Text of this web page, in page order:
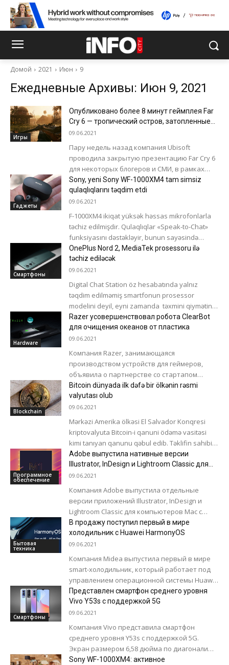
Домой 2021 Июн 9
Ежедневные Архивы: Июн 9, 2021
Игры
Опубликовано более 8 минут геймплея Far
Cry 6 — тропический остров, затопленные
дома и ржавые танки
09.06.2021
Пару недель назад компания Ubisoft
проводила закрытую презентацию Far Cry 6
для некоторых блогеров и СМИ, в рамках
которой был предоставлен доступ к видео.
Пользователь...
Гаджеты
Sony, yeni Sony WF-1000XM4 tam simsiz
qulaqlıqlarını təqdim etdi
09.06.2021
F-1000XM4 ikiqat yüksək həssas mikrofonlarla
təchiz edilmişdir. Qulaqlıqlar «Speak-to-Chat»
funksiyasını dəstəkləyir, bunun sayəsində
qulaqlıqları qulaqlarınızdan çıxarmadan birisi ilə
qısa bir söhbət edə bilərsiniz. Eyni zamanda...
Смартфоны
OnePlus Nord 2, MediaTek prosessoru ilə
təchiz ediləcək
09.06.2021
Digital Chat Station öz hesabatında yalnız
təqdim edilməmiş smartfonun prosessor
modelini deyil, eyni zamanda təxmini qiymətini
və kamerasının detallarını da açıqladı. Məlumata
görə, OnePlus Nord...
Hardware
Razer усовершенствовал робота ClearBot
для очищения океанов от пластика
09.06.2021
Компания Razer, занимающаяся
производством устройств для геймеров,
объявила о партнерстве со стартапом
ClearBot с целью разработки эффективной
технологии очищения океана от
пластиковых загрязнений. Информация...
Blockchain
Bitcoin dünyada ilk dəfə bir ölkənin rəsmi
valyutası olub
09.06.2021
Mərkəzi Amerika ölkəsi El Salvador Konqresi
kriptovalyuta Bitcoin-i qanuni ödəmə vasitəsi
kimi tanıyan qanunu qəbul edib. Təklifin sahibi El
Salvador prezidenti Nayib Bukele,
qanunun 62 leyhinə səslə...
Программное
обеспечение
Adobe выпустила нативные версии
Illustrator, InDesign и Lightroom Classic для
Mac на Apple M1
09.06.2021
Компания Adobe выпустила отдельные
версии приложений Illustrator, InDesign и
Lightroom Classic для компьютеров Mac с
чипом Apple M1 в рамках серии обновлений
Creative Cloud....
Бытовая
техника
В продажу поступил первый в мире
холодильник с Huawei HarmonyOS
09.06.2021
Компания Midea выпустила первый в мире
smart-холодильник, который работает под
управлением операционной системы Huawei
HarmonyOS. Холодильник может
информировать пользователей о свежести
продуктов в нем, а...
Смартфоны
Представлен смартфон среднего уровня
Vivo Y53s с поддержкой 5G
09.06.2021
Компания Vivo представила смартфон
среднего уровня Y53s с поддержкой 5G.
Экран размером 6,58 дюйма по диагонали
обладает разрешением Full HD+ и частотой
Sony WF-1000XM4: активное